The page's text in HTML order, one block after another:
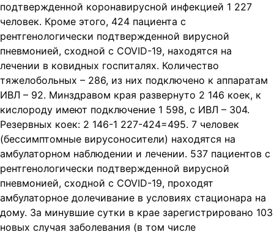
подтвержденной коронавирусной инфекцией 1 227
человек. Кроме этого, 424 пациента с
рентгенологически подтвержденной вирусной
пневмонией, сходной с COVID-19, находятся на
лечении в ковидных госпиталях. Количество
тяжелобольных – 286, из них подключено к аппаратам
ИВЛ – 92. Минздравом края развернуто 2 146 коек, к
кислороду имеют подключение 1 598, с ИВЛ – 304.
Резервных коек: 2 146-1 227-424=495. 7 человек
(бессимптомные вирусоносители) находятся на
амбулаторном наблюдении и лечении. 537 пациентов с
рентгенологически подтвержденной вирусной
пневмонией, сходной с COVID-19, проходят
амбулаторное долечивание в условиях стационара на
дому. За минувшие сутки в крае зарегистрировано 103
новых случая заболевания (в том числе